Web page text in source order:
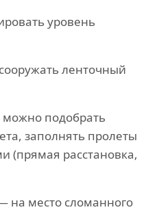
уровень
ленточный
подобрать
заполнять пролеты
(прямая расстановка,
на место сломанного